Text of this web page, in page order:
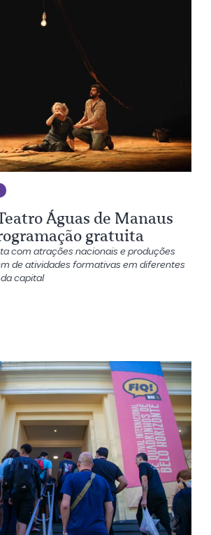
Águas de Manaus
gratuita
com atrações nacionais e produções
de atividades formativas em diferentes
capital